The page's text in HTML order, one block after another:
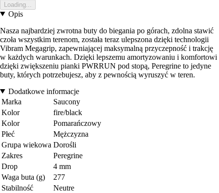
Loading...
Opis
Nasza najbardziej zwrotna buty do biegania po górach, zdolna stawić
czoła wszystkim terenom, została teraz ulepszona dzięki technologii
Vibram Megagrip, zapewniającej maksymalną przyczepność i trakcję
w każdych warunkach. Dzięki lepszemu amortyzowaniu i komfortowi
dzięki zwiększeniu pianki PWRRUN pod stopą, Peregrine to jedyne
buty, których potrzebujesz, aby z pewnością wyruszyć w teren.
Dodatkowe informacje
Marka
Saucony
Kolor
fire/black
Kolor
Pomarańczowy
Płeć
Mężczyzna
Grupa wiekowa Dorośli
Zakres
Peregrine
Drop
4 mm
Waga buta (g)
277
Stabilność
Neutre